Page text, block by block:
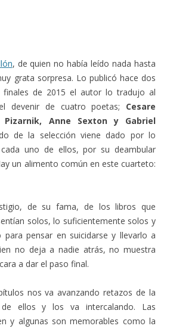
, de quien no había leído nada hasta
grata sorpresa. Lo publicó hace dos
de 2015 el autor lo tradujo al
devenir de cuatro poetas; Cesare
Pizarnik, Anne Sexton y Gabriel
de la selección viene dado por lo
uno de ellos, por su deambular
un alimento común en este cuarteto:
de su fama, de los libros que
solos, lo suficientemente solos y
para pensar en suicidarse y llevarlo a
no deja a nadie atrás, no muestra
a dar el paso final.
nos va avanzando retazos de la
ellos y los va intercalando. Las
y algunas son memorables como la